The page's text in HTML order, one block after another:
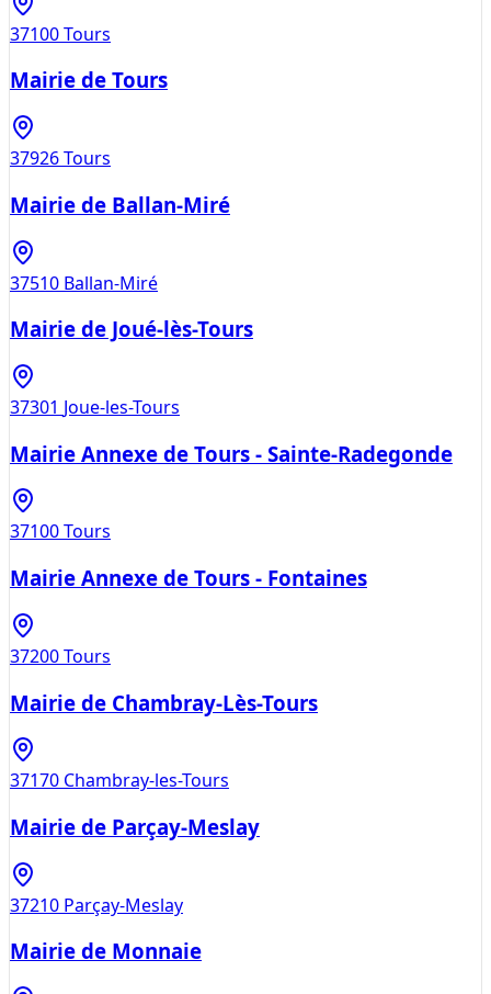
37100Tours
Mairie de Tours
37926Tours
Mairie de Ballan-Miré
37510 Ballan-Miré
Mairie de Joué-lès-Tours
37301 Joue-les-Tours
Mairie Annexe de Tours - Sainte-Radegonde
37100Tours
Mairie Annexe de Tours - Fontaines
37200Tours
Mairie de Chambray-Lès-Tours
37170 Chambray-les-Tours
Mairie de Parçay-Meslay
37210 Parçay-Meslay
Mairie de Monnaie